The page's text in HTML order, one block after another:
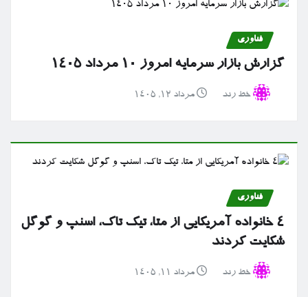
فناوری
گزارش بازار سرمایه امروز ۱۰ مرداد ۱۴۰۵
خط رند مرداد ۱۲, ۱۴۰۵
فناوری
۴ خانواده آمریکایی از متا، تیک تاک، اسنپ و گوگل
شکایت کردند
خط رند مرداد ۱۱, ۱۴۰۵